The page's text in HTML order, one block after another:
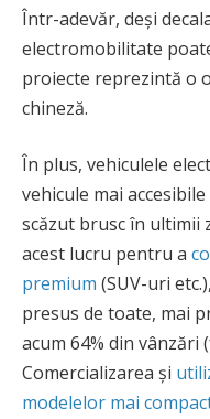
Într-adevăr, deși
electromobilitate
proiecte reprezintă o
chineză.
În plus, vehiculele
vehicule mai
scăzut brusc în ultimii
acest lucru pentru a
premium (SUV-uri
presus de toate, mai
acum 64% din vânzări
Comercializarea și
modelelor mai